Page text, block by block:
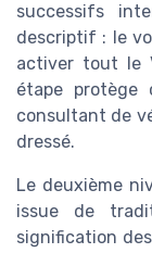
successifs
descriptif : le
activer tout le
étape protège
consultant de
dressé.
Le deuxième
issue de
signification